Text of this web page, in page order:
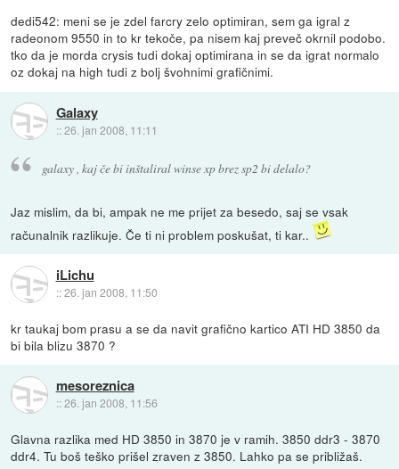
dedi542: meni se je zdel farcry zelo optimiran, sem ga igral z
radeonom 9550 in to kr tekoče, pa nisem kaj preveč okrnil podobo.
tko da je morda crysis tudi dokaj optimirana in se da igrat normalo
oz dokaj na high tudi z bolj švohnimi grafičnimi.
Galaxy
::26. jan 2008, 11:11
galaxy , kaj če bi inštaliral winse xp brez sp2 bi delalo?
Jaz mislim, da bi, ampak ne me prijet za besedo, saj se vsak
računalnik razlikuje. Če ti ni problem poskušat, ti kar..
iLichu
::26. jan 2008, 11:50
kr taukaj bom prasu a se da navit grafično kartico ATI HD 3850 da
bi bila blizu 3870 ?
mesoreznica
::26. jan 2008, 11:56
Glavna razlika med HD 3850 in 3870 je v ramih. 3850 ddr3 - 3870
ddr4. Tu boš teško prišel zraven z 3850. Lahko pa se približaš.